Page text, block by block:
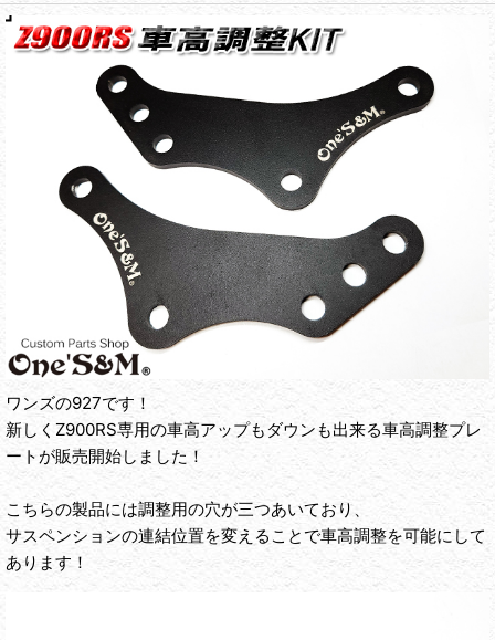
ワンズの927です！
新しくZ900RS専用の車高アップもダウンも出来る車高調整プレ
ートが販売開始しました！
こちらの製品には調整用の穴が三つあいており、
サスペンションの連結位置を変えることで車高調整を可能にして
あります！